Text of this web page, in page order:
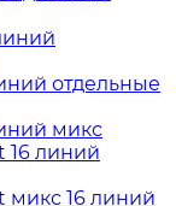
отдельные
микс
16 линий
микс 16 линий